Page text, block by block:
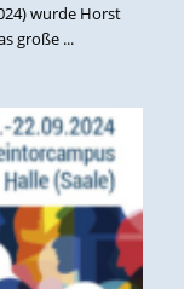
wurde Horst
große ...